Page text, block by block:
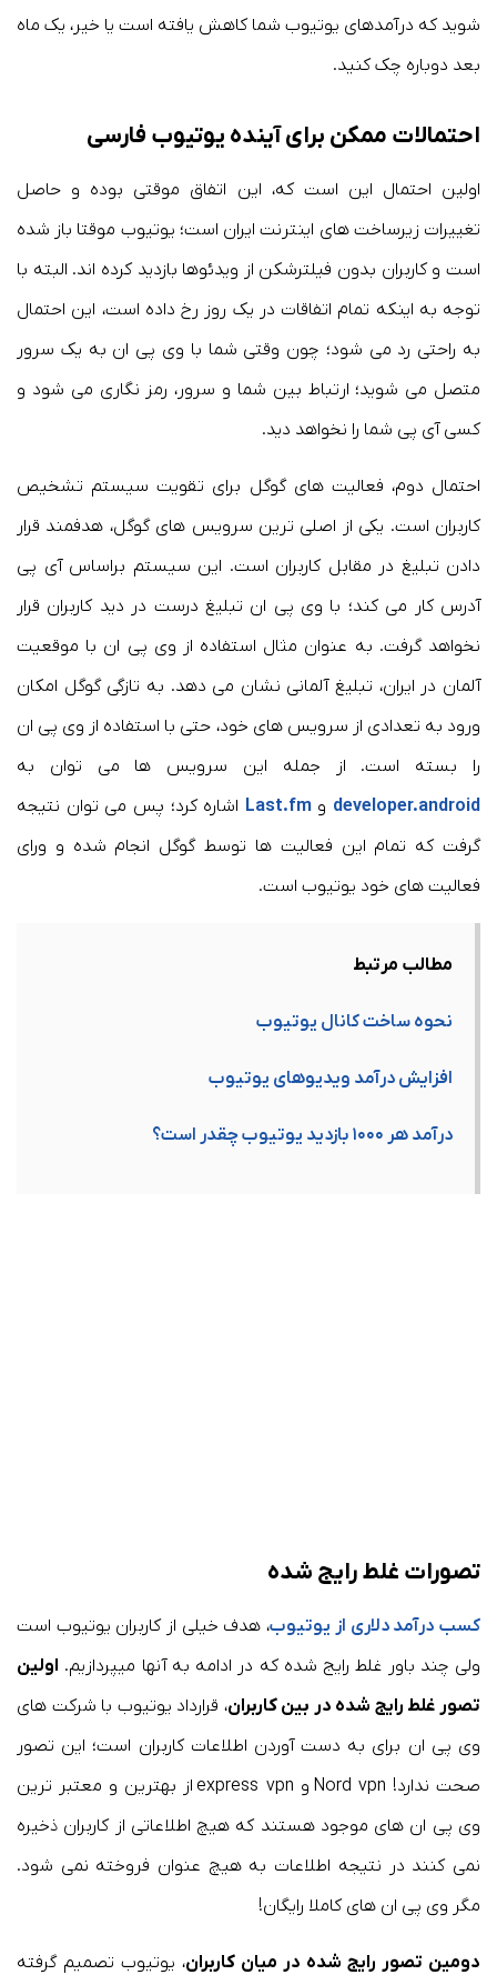
شوید که درآمدهای یوتیوب شما کاهش یافته است یا خیر، یک ماه
بعد دوباره چک کنید.
احتمالات ممکن برای آینده یوتیوب فارسی
اولین احتمال این است که، این اتفاق موقتی بوده و حاصل
تغییرات زیرساخت های اینترنت ایران است؛ یوتیوب موقتا باز شده
است و کاربران بدون فیلترشکن از ویدئوها بازدید کرده اند. البته با
توجه به اینکه تمام اتفاقات در یک روز رخ داده است، این احتمال
به راحتی رد می شود؛ چون وقتی شما با وی پی ان به یک سرور
متصل می شوید؛ ارتباط بین شما و سرور، رمز نگاری می شود و
کسی آی پی شما را نخواهد دید.
احتمال دوم، فعالیت های گوگل برای تقویت سیستم تشخیص
کاربران است. یکی از اصلی ترین سرویس های گوگل، هدفمند قرار
دادن تبلیغ در مقابل کاربران است. این سیستم براساس آی پی
آدرس کار می کند؛ با وی پی ان تبلیغ درست در دید کاربران قرار
نخواهد گرفت. به عنوان مثال استفاده از وی پی ان با موقعیت
آلمان در ایران، تبلیغ آلمانی نشان می دهد. به تازگی گوگل امکان
ورود به تعدادی از سرویس های خود، حتی با استفاده از وی پی ان
را بسته است. از جمله این سرویس ها می توان به
developer.android وLast.fm اشاره کرد؛ پس می توان نتیجه
گرفت که تمام این فعالیت ها توسط گوگل انجام شده و ورای
فعالیت های خود یوتیوب است.
مطالب مرتبط
نحوه ساخت کانال یوتیوب
افزایش درآمد ویدیوهای یوتیوب
درآمد هر ۱۰۰۰ بازدید یوتیوب چقدر است؟
تصورات غلط رایج شده
کسب درآمد دلاری از یوتیوب، هدف خیلی از کاربران یوتیوب است
ولی چند باور غلط رایج شده که در ادامه به آنها میپردازیم. اولین
تصور غلط رایج شده در بین کاربران، قرارداد یوتیوب با شرکت های
وی پی ان برای به دست آوردن اطلاعات کاربران است؛ این تصور
صحت ندارد! Nord vpn و express vpn از بهترین و معتبر ترین
وی پی ان های موجود هستند که هیچ اطلاعاتی از کاربران ذخیره
نمی کنند در نتیجه اطلاعات به هیچ عنوان فروخته نمی شود.
مگر وی پی ان های کاملا رایگان!
دومین تصور رایج شده در میان کاربران، یوتیوب تصمیم گرفته